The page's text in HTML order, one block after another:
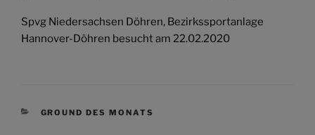
Spvg Niedersachsen Döhren, Bezirkssportanlage
Hannover-Döhren besucht am 22.02.2020
KATEGORIEN
GROUND DES MONATS